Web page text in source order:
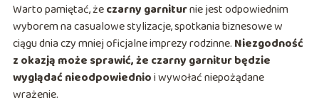
Warto pamiętać, żeczarny garniturnie jest odpowiednim
wyborem na casualowe stylizacje, spotkania biznesowe w
ciągu dnia czy mniej oficjalne imprezy rodzinne. Niezgodność
z okazją może sprawić, że czarny garnitur będzie
wyglądać nieodpowiednioi wywołać niepożądane
wrażenie.